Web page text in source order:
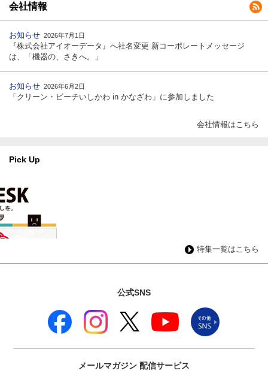
会社情報
お知らせ 2026年7月1日
『株式会社アイオーデータ』へ社名変更 新コーポレートメッセージ
は、「機器の、さきへ。」
お知らせ 2026年6月2日
「クリーン・ビーチいしかわ in かなざわ」に参加しました
会社情報はこちら
Pick Up
特集一覧はこちら
公式SNS
メールマガジン 配信サービス